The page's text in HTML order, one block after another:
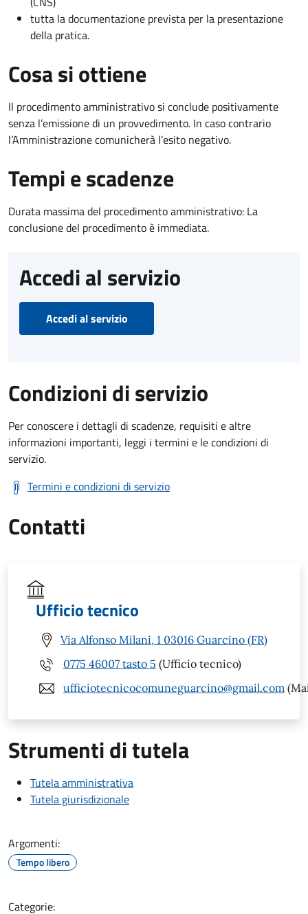
tutta la documentazione prevista per la presentazione
della pratica.
Cosa si ottiene
Il procedimento amministrativo si conclude positivamente
senza l’emissione di un provvedimento. In caso contrario
l’Amministrazione comunicherà l’esito negativo.
Tempi e scadenze
Durata massima del procedimento amministrativo: La
conclusione del procedimento è immediata.
Accedi al servizio
Accedi al servizio
Condizioni di servizio
Per conoscere i dettagli di scadenze, requisiti e altre
informazioni importanti, leggi i termini e le condizioni di
servizio.
Termini e condizioni di servizio
Contatti
Ufficio tecnico
Via Alfonso Milani, 1 03016 Guarcino (FR)
0775 46007 tasto 5 (Ufficio tecnico)
ufficiotecnicocomuneguarcino@gmail.com
Strumenti di tutela
Tutela amministrativa
Tutela giurisdizionale
Argomenti:
Tempo libero
Categorie: